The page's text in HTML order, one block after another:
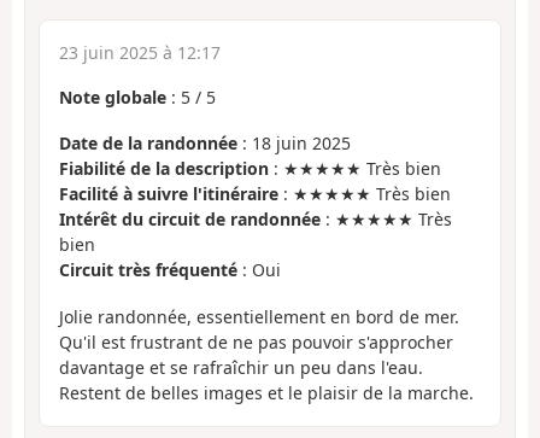
23 juin 2025 à 12:17
Note globale : 5 / 5
Date de la randonnée : 18 juin 2025
Fiabilité de la description : ★★★★★ Très bien
Facilité à suivre l'itinéraire : ★★★★★ Très bien
Intérêt du circuit de randonnée : ★★★★★ Très
bien
Circuit très fréquenté : Oui
Jolie randonnée, essentiellement en bord de mer.
Qu'il est frustrant de ne pas pouvoir s'approcher
davantage et se rafraîchir un peu dans l'eau.
Restent de belles images et le plaisir de la marche.